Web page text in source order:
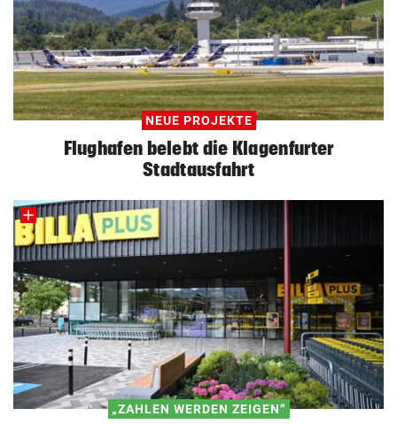
NEUE PROJEKTE
Flughafen belebt die Klagenfurter
Stadtausfahrt
„ZAHLEN WERDEN ZEIGEN“